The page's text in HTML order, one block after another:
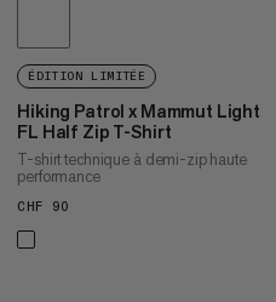
ÉDITION LIMITÉE
Hiking Patrol x Mammut Light
FL Half Zip T-Shirt
T-shirt technique à demi-zip haute
performance
CHF 90